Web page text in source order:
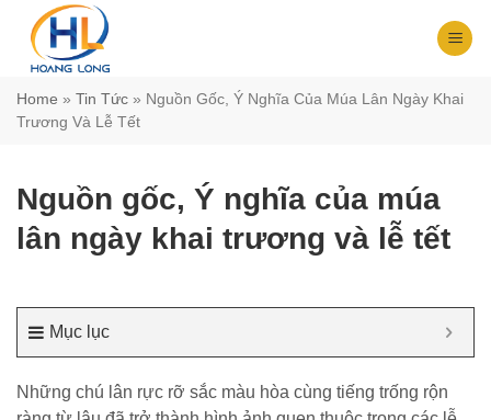
Chuyển
dungHome » Tin Tức » Nguồn Gốc, Ý Nghĩa Của Múa Lân Ngày Khai
Trương Và Lễ Tết
Nguồn gốc, Ý nghĩa của múa
lân ngày khai trương và lễ tết
Mục lục
Những chú lân rực rỡ sắc màu hòa cùng tiếng trống rộn